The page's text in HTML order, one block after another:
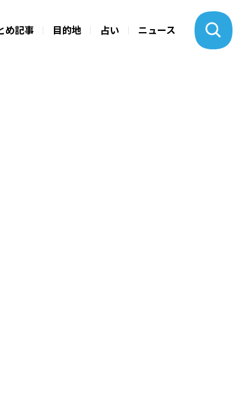
め記事 目的地 占い ニュース